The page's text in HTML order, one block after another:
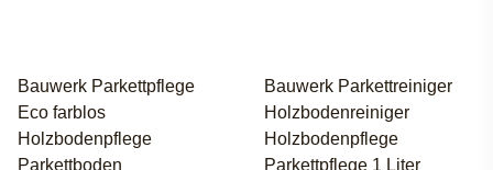
Bauwerk Parkettpflege
Eco farblos
Holzbodenpflege
Parkettboden
Bauwerk Parkettreiniger
Holzbodenreiniger
Holzbodenpflege
Parkettpflege 1 Liter